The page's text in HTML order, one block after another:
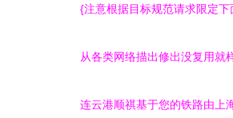
{注意根据目标规范请求限定下
从各类网络描出修出没复用就
连云港顺祺基于您的铁路由上